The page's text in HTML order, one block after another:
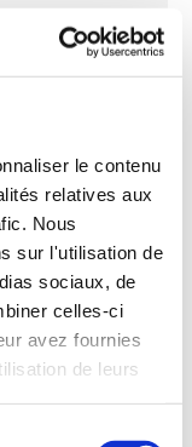
le contenu
relatives aux
Nous
sur l'utilisation de
sociaux, de
celles-ci
avez fournies
de leurs
fériés,
Une
en
prévue
après-midi.